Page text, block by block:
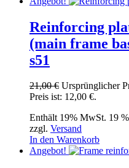
Reinforcing
(main frame
s51
21,00€ Ursprünglicher
Preis ist: 12,00 €.
Enthält 19% MwSt. 19
zzgl. Versand
In den Warenkorb
Angebot!